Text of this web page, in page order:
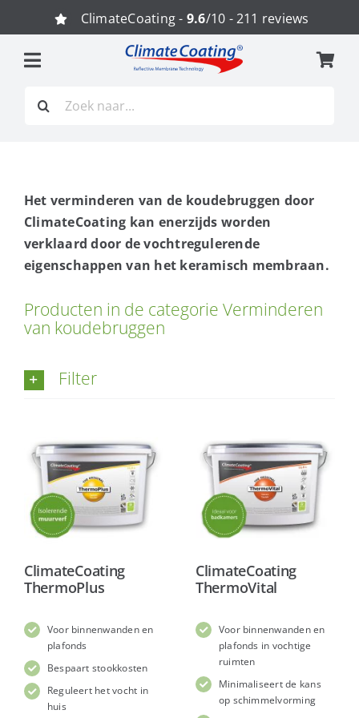
naar
inhoud
ClimateCoating - 9.6/10 - 211 reviews
naar:
Het verminderen van de koudebruggen door
ClimateCoating kan enerzijds worden
verklaard door de vochtregulerende
eigenschappen van het keramisch membraan.
Producten in de categorie Verminderen
van koudebruggen
Filter
ClimateCoating
ThermoPlus
Voor binnenwanden en
plafonds
Bespaart stookkosten
Reguleert het vocht in
huis
ClimateCoating
ThermoVital
Voor binnenwanden en
plafonds in vochtige
ruimten
Minimaliseert de kans
op schimmelvorming